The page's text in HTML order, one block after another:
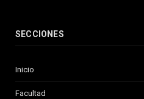
SECCIONES
Inicio
Facultad